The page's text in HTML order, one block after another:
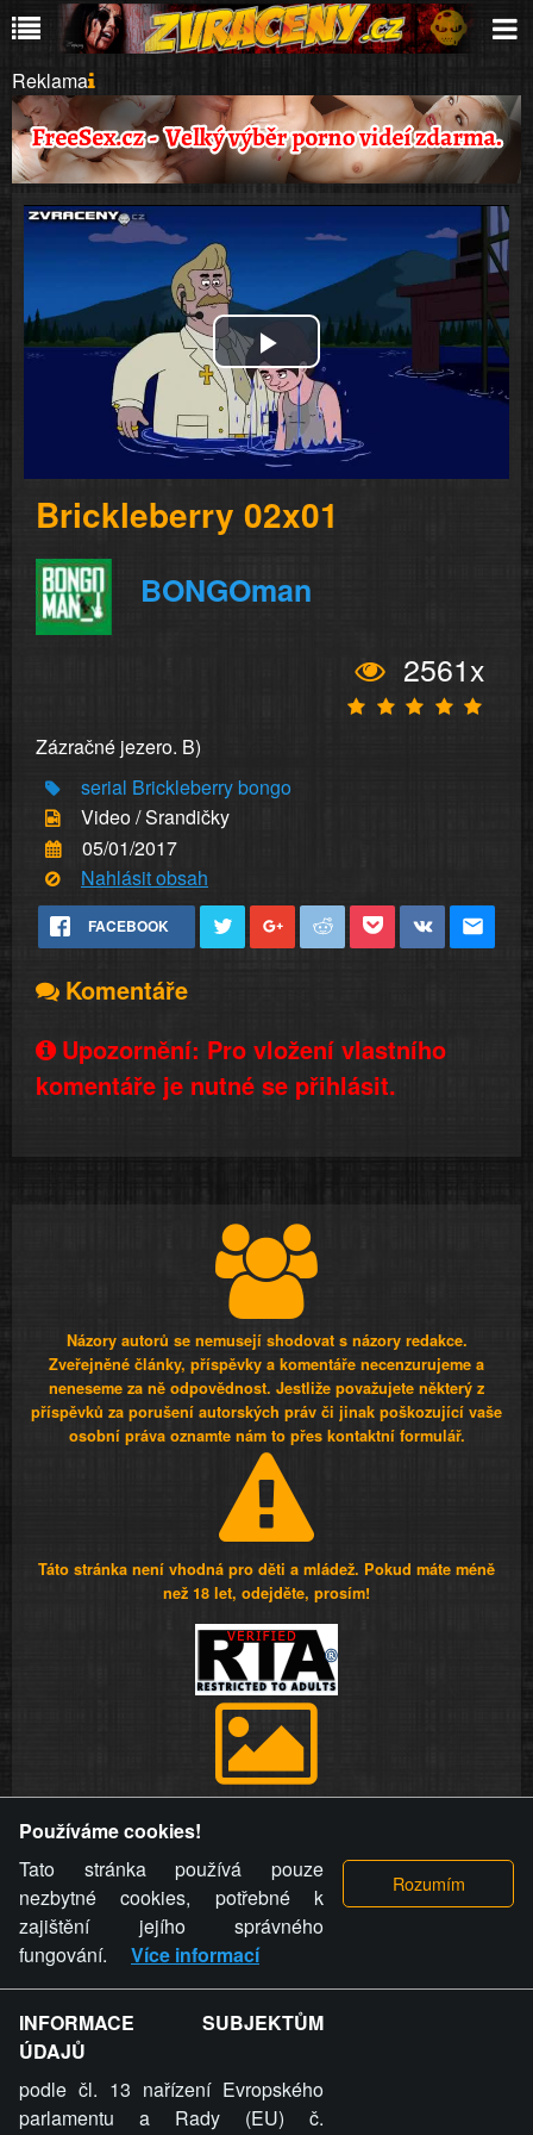
Reklama
Play
Video
Brickleberry 02x01
BONGOman
2561x
Zázračné jezero. B)
serial Brickleberrybongo
Video / Srandičky
05/01/2017
Nahlásit obsah
FACEBOOK
Komentáře
Upozornění: Pro vložení vlastního
komentáře je nutné se přihlásit.
Názory autorů se nemusejí shodovat s názory redakce.
Zveřejněné články, příspěvky a komentáře necenzurujeme a
neneseme za ně odpovědnost. Jestliže považujete některý z
příspěvků za porušení autorských práv či jinak poškozující vaše
osobní práva oznamte nám to přes kontaktní formulář.
Táto stránka není vhodná pro děti a mládež. Pokud máte méně
než 18 let, odejděte, prosím!
videa a komentáře. Osoba, které se toto opatření provozovatele
stránky týče, ani osoba, která umístila fotografii nebo video na
stránku, nemůže z důvodu odstranění fotografie, videa nebo
komentáře pro výše uvedenou okolnost uplatnit vůči
provozovateli stránky žádný nárok na náhradu škody nebo
nemajetkové újmy.
ZVRÁCENÝ.CZ - Svět není zvrácenej. To jen
ty lidi...
Používáme cookies!
Tato stránka používá pouze
nezbytné cookies, potřebné k
zajištění jejího správného
fungování.
Více informací
INFORMACE SUBJEKTŮM
ÚDAJŮ
podle čl. 13 nařízení Evropského
parlamentu a Rady (EU) č.